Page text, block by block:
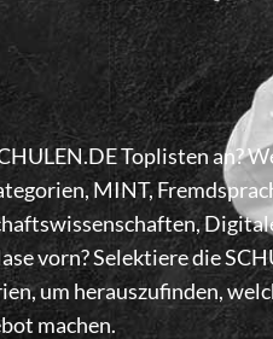
Toplisten an?
MINT,
vorn? Selektiere die
um herauszufinden,
machen.